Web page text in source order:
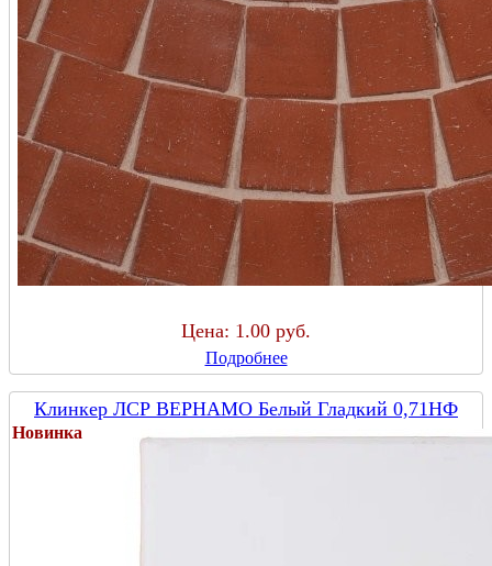
Цена: 1.00 руб.
Подробнее
Клинкер ЛСР ВЕРНАМО Белый Гладкий 0,71НФ
Новинка